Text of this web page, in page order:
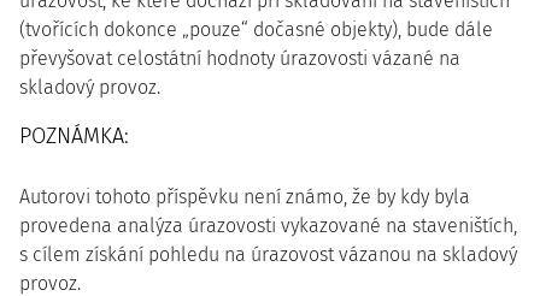
(tvořících dokonce „pouze“ dočasné objekty), bude dále
převyšovat celostátní hodnoty úrazovosti vázané na
skladový provoz.
POZNÁMKA:
Autorovi tohoto příspěvku není známo, že by kdy byla
provedena analýza úrazovosti vykazované na staveništích,
s cílem získání pohledu na úrazovost vázanou na skladový
provoz.